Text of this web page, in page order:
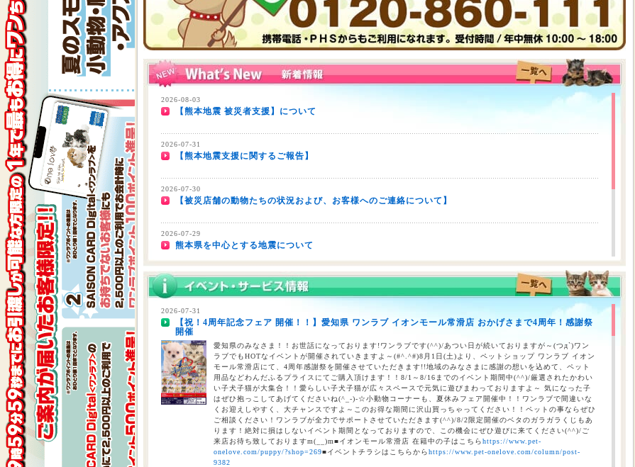
2026-08-03
【熊本地震 被災者支援】について
2026-07-31
【熊本地震支援に関するご報告】
2026-07-30
【被災店舗の動物たちの状況および、お客様へのご連絡について】
2026-07-29
熊本県を中心とする地震について
2026-07-28
【重要】熊本地震に伴う臨時休業のお知らせ（合志店・光の森店・西熊本店・はません店・宇土店）
2026-07-24
【大決算2026開催！！】香川県 ワンラブ イオンタウン宇多津店＆ゆめタウン三豊店 一年で一番お得な
大決算フェア開催中！！7/25～8/9まで｜ワンラブグループ
2026-07-31
【祝！4周年記念フェア 開催！！】愛知県 ワンラブ イオンモール常滑店 おかげさまで4周年！感謝祭
開催
愛知県のみなさま！！お世話になっております!ワンラブです(^^)/あつい日が続いておりますが～(つд`)ワン
ラブでもHOTなイベントが開催されていきますよ～(#^.^#)8月1日(土)より、ペットショップ ワンラブ イオン
モール常滑店にて、4周年感謝祭を開催させていただきます!!地域のみなさまに感謝の想いを込めて、ペット
用品などわんだふるプライスにてご購入頂けます！！8/1～8/16までのイベント期間中(^^)/厳選されたかわい
い子犬子猫が大集合！！愛らしい子犬子猫が広々スペースで元気に遊びまわっておりますよ～ 気になった子
はぜひ抱っこしてあげてくださいね(^_-)-☆小動物コーナーも、夏休みフェア開催中！！ワンラブで間違いな
くお迎えしやすく、大チャンスですよ～このお得な期間に沢山買っちゃってください！！ペットの事ならぜひ
ご相談ください！ワンラブが全力でサポートさせていただきます(^^)/8/2限定開催のベタのガラガラくじもあ
ります！絶対に損はしないイベント期間となっておりますので、この機会にぜひ遊びに来てください(^^)/ご
来店お待ち致しておりますm(__)m■イオンモール常滑店 在籍中の子はこちらhttps://www.pet-
onelove.com/puppy/?shop=269■イベントチラシはこちらからhttps://www.pet-onelove.com/column/post-
9382